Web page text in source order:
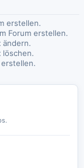
erstellen.
Forum erstellen.
ändern.
löschen.
erstellen.